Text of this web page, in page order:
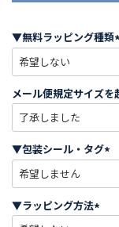
▼無料ラッピング種類
)
メール便規定サイズを
▼包装シール・タグ
必
)
▼ラッピング方法